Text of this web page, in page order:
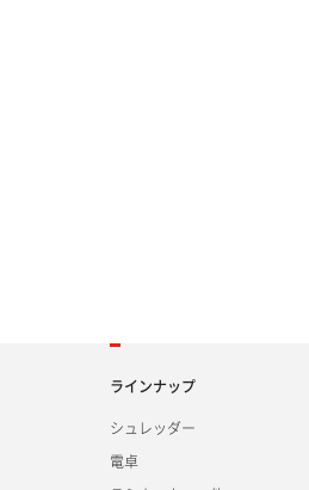
ラインナップ
シュレッダー
電卓